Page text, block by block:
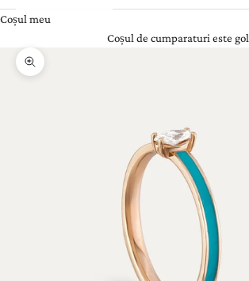
Coșul meu
Coșul de cumparaturi este gol
Zoom